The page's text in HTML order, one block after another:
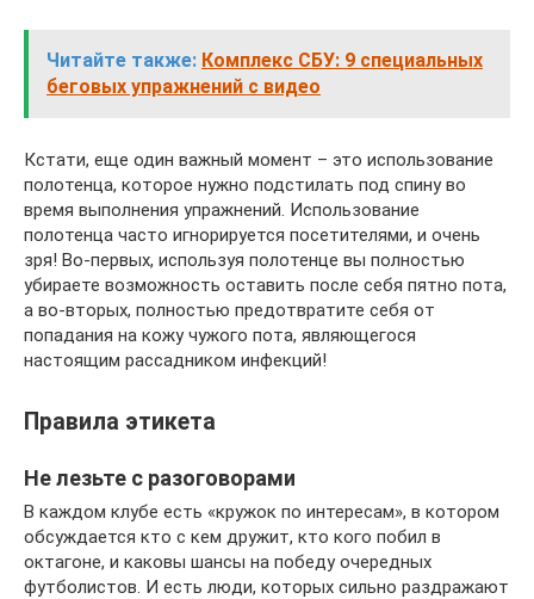
Читайте также: Комплекс СБУ: 9 специальных
беговых упражнений с видео
Кстати, еще один важный момент – это использование
полотенца, которое нужно подстилать под спину во
время выполнения упражнений. Использование
полотенца часто игнорируется посетителями, и очень
зря! Во-первых, используя полотенце вы полностью
убираете возможность оставить после себя пятно пота,
а во-вторых, полностью предотвратите себя от
попадания на кожу чужого пота, являющегося
настоящим рассадником инфекций!
Правила этикета
Не лезьте с разоговорами
В каждом клубе есть «кружок по интересам», в котором
обсуждается кто с кем дружит, кто кого побил в
октагоне, и каковы шансы на победу очередных
футболистов. И есть люди, которых сильно раздражают